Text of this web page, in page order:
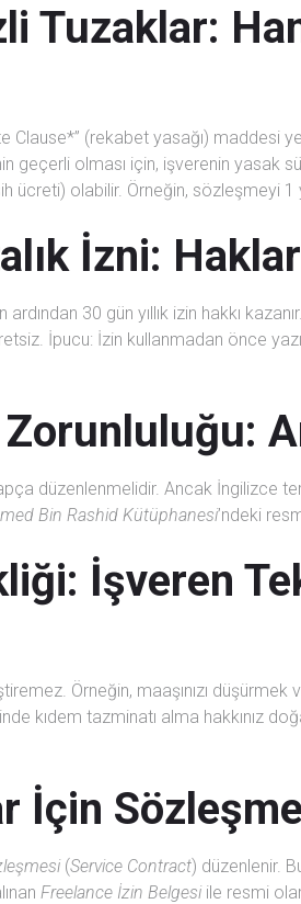
Tuzaklar:
Clause*” (rekabet yasağı) maddesi
geçerli olması için, işverenin yasak
ücreti) olabilir. Örneğin, sözleşmeyi 1
İzni:
ardından 30 gün yıllık izin hakkı
İpucu: İzin kullanmadan önce
düzenlenmelidir. Ancak İngilizce
Bin Rashid Kütüphanesi’ndeki
İşveren
Örneğin, maaşınızı
kıdem tazminatı alma hakkınız
İçin
(Service Contract) düzenlenir.
Freelance İzin Belgesiile resmi